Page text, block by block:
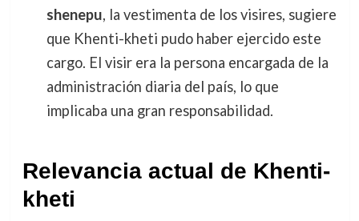
shenepu, la vestimenta de los visires, sugiere
que Khenti-kheti pudo haber ejercido este
cargo. El visir era la persona encargada de la
administración diaria del país, lo que
implicaba una gran responsabilidad.
Relevancia actual de Khenti-
kheti